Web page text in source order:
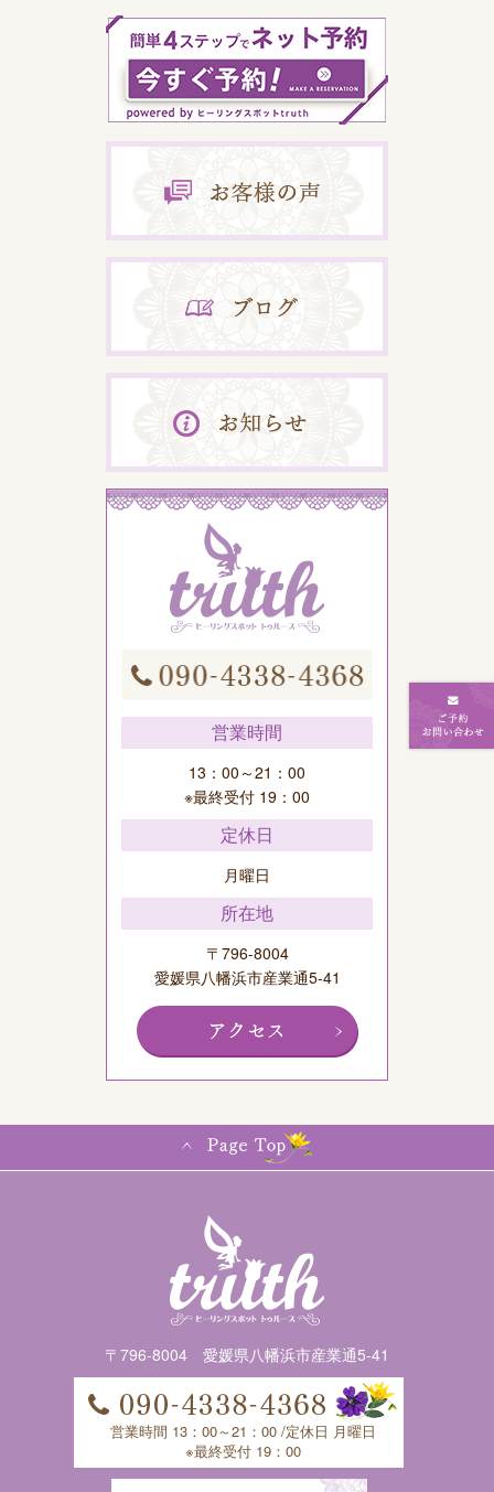
営業時間
13：00～21：00
※最終受付 19：00
定休日
月曜日
所在地
〒796-8004
愛媛県八幡浜市産業通5-41
〒796-8004 愛媛県八幡浜市産業通5-41
営業時間 13：00～21：00 /定休日 月曜日
※最終受付 19：00